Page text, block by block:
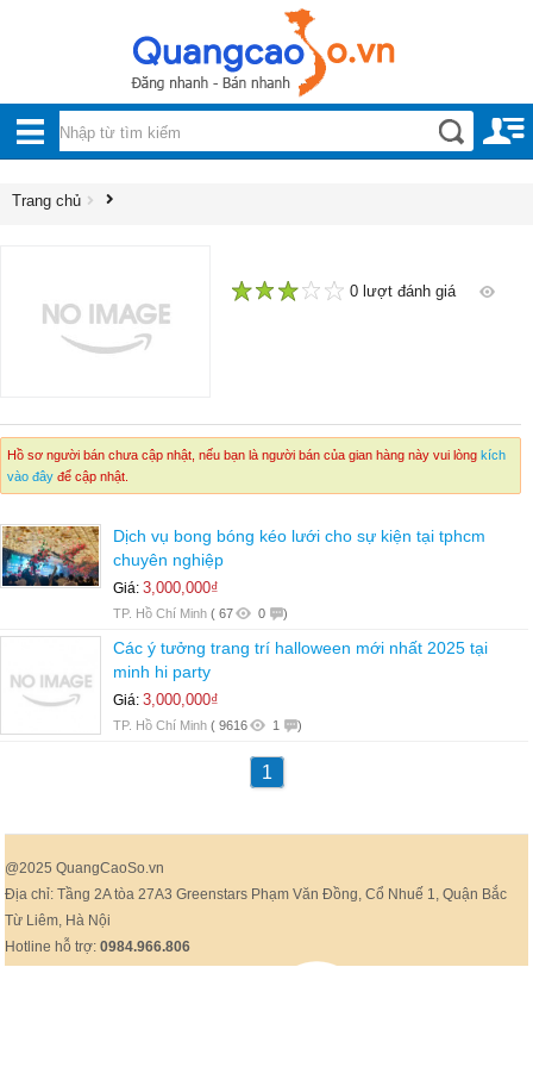
BỘ
Nội, ngoại thất
Điện thoại, Viễn thông
Nhà và Đất
Công nghiệp, xây dựng
Trang chủ
0 lượt đánh giá
Hồ sơ người bán chưa cập nhật, nếu bạn là người bán của gian hàng này vui lòng kích
vào đây để cập nhật.
Dịch vụ bong bóng kéo lưới cho sự kiện tại tphcm
chuyên nghiệp
Giá: 3,000,000₫
TP. Hồ Chí Minh ( 67 0 )
Các ý tưởng trang trí halloween mới nhất 2025 tại
minh hi party
Giá: 3,000,000₫
TP. Hồ Chí Minh ( 9616 1 )
1
@2025 QuangCaoSo.vn
Địa chỉ: Tầng 2A tòa 27A3 Greenstars Phạm Văn Đồng, Cổ Nhuế 1, Quận Bắc
Từ Liêm, Hà Nội
Hotline hỗ trợ:0984.966.806